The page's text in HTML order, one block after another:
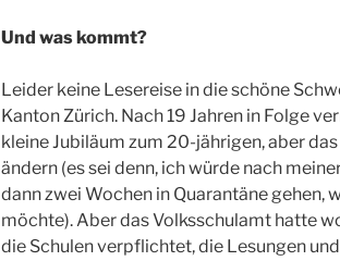
Und was kommt?
Leider keine Lesereise in die schöne
Kanton Zürich. Nach 19 Jahren in Folge
kleine Jubiläum zum 20-jährigen, aber
ändern (es sei denn, ich würde nach
dann zwei Wochen in Quarantäne gehen,
möchte). Aber das Volksschulamt hatte
die Schulen verpflichtet, die Lesungen